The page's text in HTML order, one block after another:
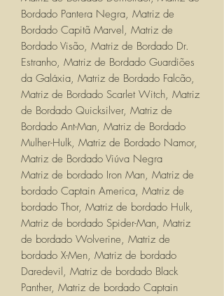
Bordado Pantera Negra, Matriz de
Bordado Capitã Marvel, Matriz de
Bordado Visão, Matriz de Bordado Dr.
Estranho, Matriz de Bordado Guardiões
da Galáxia, Matriz de Bordado Falcão,
Matriz de Bordado Scarlet Witch, Matriz
de Bordado Quicksilver, Matriz de
Bordado Ant-Man, Matriz de Bordado
Mulher-Hulk, Matriz de Bordado Namor,
Matriz de Bordado Viúva Negra
Matriz de bordado Iron Man, Matriz de
bordado Captain America, Matriz de
bordado Thor, Matriz de bordado Hulk,
Matriz de bordado Spider-Man, Matriz
de bordado Wolverine, Matriz de
bordado X-Men, Matriz de bordado
Daredevil, Matriz de bordado Black
Panther, Matriz de bordado Captain